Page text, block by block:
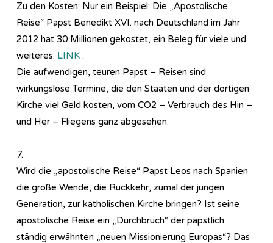
Zu den Kosten: Nur ein Beispiel: Die „Apostolische
Reise“ Papst Benedikt XVI. nach Deutschland im Jahr
2012 hat 30 Millionen gekostet, ein Beleg für viele und
weiteres: LINK .
Die aufwendigen, teuren Papst – Reisen sind
wirkungslose Termine, die den Staaten und der dortigen
Kirche viel Geld kosten, vom CO2 – Verbrauch des Hin –
und Her – Fliegens ganz abgesehen.
7.
Wird die „apostolische Reise“ Papst Leos nach Spanien
die große Wende, die Rückkehr, zumal der jungen
Generation, zur katholischen Kirche bringen? Ist seine
apostolische Reise ein „Durchbruch“ der päpstlich
ständig erwähnten „neuen Missionierung Europas“? Das